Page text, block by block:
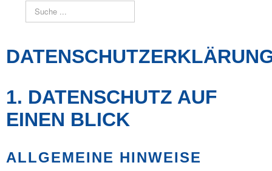
1. DATENSCHUTZ AUF
EINEN BLICK
ALLGEMEINE HINWEISE